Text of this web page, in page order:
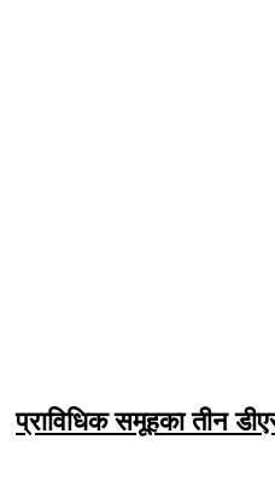
प्राविधिक समूहका तीन